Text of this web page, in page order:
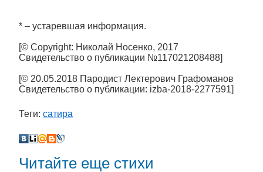
* – устаревшая информация.
[© Copyright: Николай Носенко, 2017
Свидетельство о публикации №117021208488]
[© 20.05.2018 Пародист Лектерович Графоманов
Свидетельство о публикации: izba-2018-2277591]
Теги: сатира
Читайте еще стихи